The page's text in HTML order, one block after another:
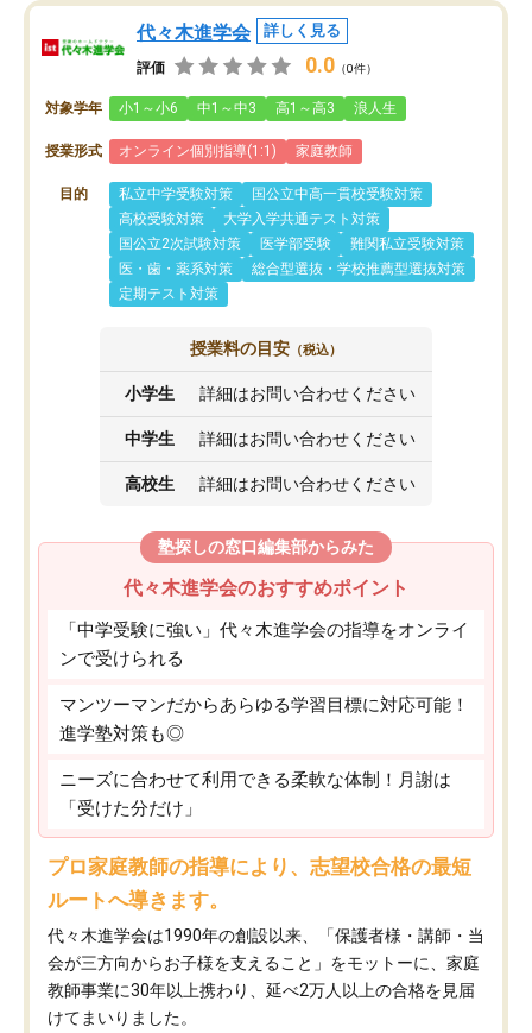
代々木進学会 詳しく見る
評価 0.0 （0件）
対象学年 小1～小6 中1～中3 高1～高3 浪人生
授業形式 オンライン個別指導(1:1) 家庭教師
目的 私立中学受験対策
国公立中高一貫校受験対策
高校受験対策
大学入学共通テスト対策
国公立2次試験対策
医学部受験
難関私立受験対策
医・歯・薬系対策
総合型選抜・学校推薦型選抜対策
定期テスト対策
授業料の目安 （税込）
小学生 詳細はお問い合わせください
中学生 詳細はお問い合わせください
高校生 詳細はお問い合わせください
塾探しの窓口編集部からみた
代々木進学会のおすすめポイント
「中学受験に強い」代々木進学会の指導をオンライ
ンで受けられる
マンツーマンだからあらゆる学習目標に対応可能！
進学塾対策も◎
ニーズに合わせて利用できる柔軟な体制！月謝は
「受けた分だけ」
プロ家庭教師の指導により、志望校合格の最短
ルートへ導きます。
代々木進学会は1990年の創設以来、「保護者様・講師・当
会が三方向からお子様を支えること」をモットーに、家庭
教師事業に30年以上携わり、延べ2万人以上の合格を見届
けてまいりました。